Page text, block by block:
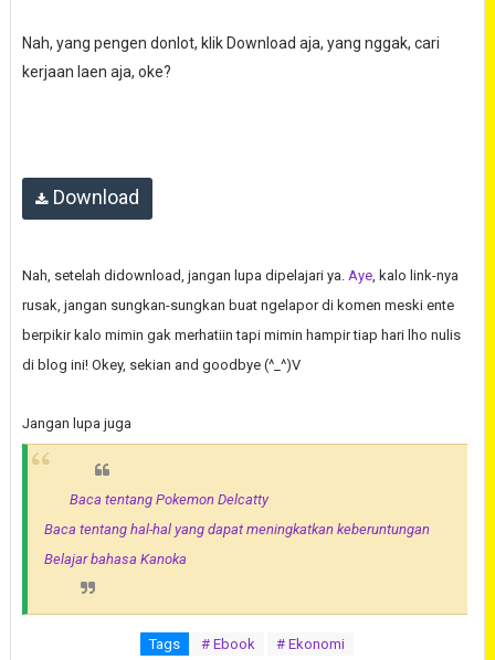
Nah, yang pengen donlot, klik Download aja, yang nggak, cari
kerjaan laen aja, oke?
Download
Nah, setelah didownload, jangan lupa dipelajari ya. Aye, kalo link-nya
rusak, jangan sungkan-sungkan buat ngelapor di komen meski ente
berpikir kalo mimin gak merhatiin tapi mimin hampir tiap hari lho nulis
di blog ini! Okey, sekian and goodbye (^_^)V
Jangan lupa juga
Baca tentang Pokemon Delcatty
Baca tentang hal-hal yang dapat meningkatkan keberuntungan
Belajar bahasa Kanoka
Tags # Ebook # Ekonomi